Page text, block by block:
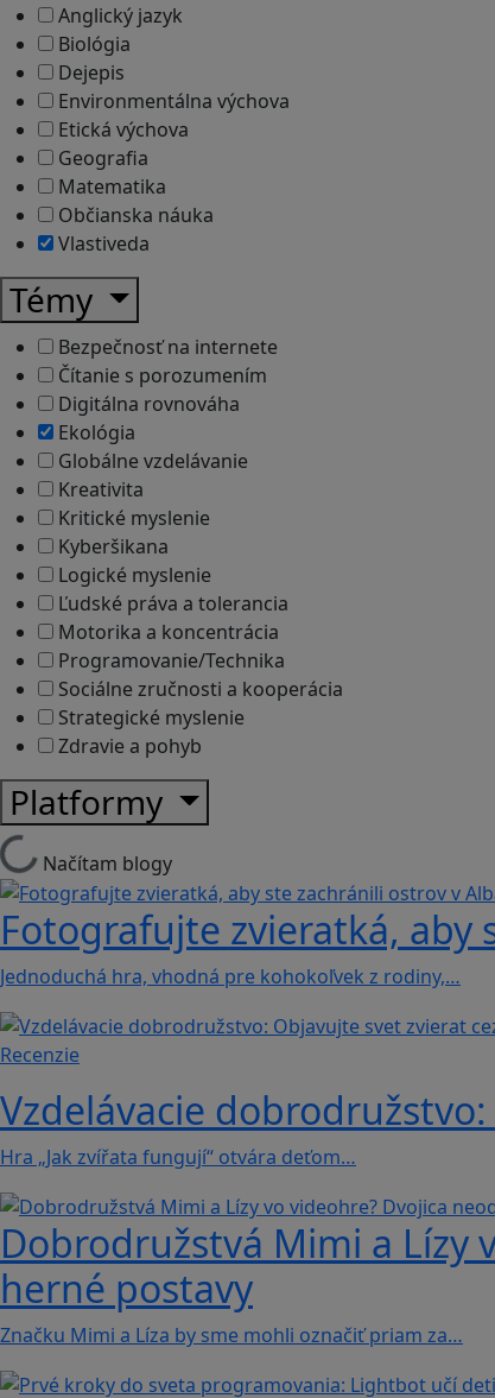
Anglický jazyk
Biológia
Dejepis
Environmentálna výchova
Etická výchova
Geografia
Matematika
Občianska náuka
Vlastiveda
Témy
Bezpečnosť na internete
Čítanie s porozumením
Digitálna rovnováha
Ekológia
Globálne vzdelávanie
Kreativita
Kritické myslenie
Kyberšikana
Logické myslenie
Ľudské práva a tolerancia
Motorika a koncentrácia
Programovanie/Technika
Sociálne zručnosti a kooperácia
Strategické myslenie
Zdravie a pohyb
Platformy
Načítam blogy
Fotografujte zvieratká, aby
Jednoduchá hra, vhodná pre kohokoľvek z rodiny,…
Recenzie
Vzdelávacie
Hra „Jak zvířata fungují“ otvára deťom…
Dobrodružstvá Mimi a Lízy
herné postavy
Značku Mimi a Líza by sme mohli označiť priam za…